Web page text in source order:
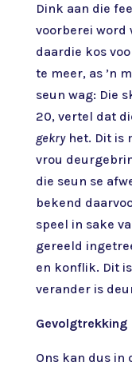
Dink aan die
voorberei word
daardie kos
te meer, as ’n
seun wag: Die
20, vertel dat
gekryhet. Dit is
vrou
die seun se
bekend
speel in sake
gereeld
en konflik. Dit
verander is
Gevolgtrekking
Ons kan dus in